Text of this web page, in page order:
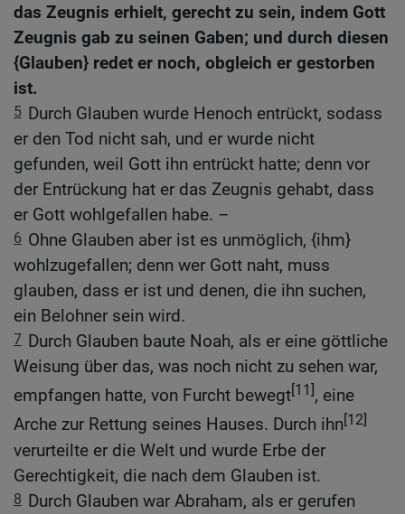
das Zeugnis erhielt, gerecht zu sein, indem Gott
Zeugnis gab zu seinen Gaben; und durch diesen
{Glauben} redet er noch, obgleich er gestorben
ist.
5 Durch Glauben wurde Henoch entrückt, sodass
er den Tod nicht sah, und er wurde nicht
gefunden, weil Gott ihn entrückt hatte; denn vor
der Entrückung hat er das Zeugnis gehabt, dass
er Gott wohlgefallen habe. –
6 Ohne Glauben aber ist es unmöglich, {ihm}
wohlzugefallen; denn wer Gott naht, muss
glauben, dass er ist und denen, die ihn suchen,
ein Belohner sein wird.
7 Durch Glauben baute Noah, als er eine göttliche
Weisung über das, was noch nicht zu sehen war,
empfangen hatte, von Furcht bewegt[11], eine
Arche zur Rettung seines Hauses. Durch ihn[12]
verurteilte er die Welt und wurde Erbe der
Gerechtigkeit, die nach dem Glauben ist.
8 Durch Glauben war Abraham, als er gerufen